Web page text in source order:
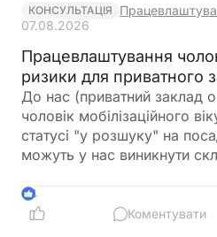
КОНСУЛЬТАЦІЯ
07.08.2026
Працевлаштування
ризики для приватного
До нас (приватний заклад
чоловік мобілізаційного
статусі "у розшуку" на
можуть у нас виникнути
4
Коментувати